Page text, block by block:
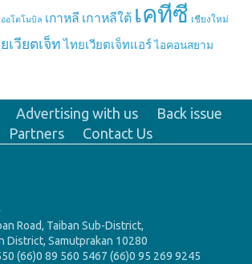
อโตโมบิล เกาหลี เกาหลีใต้ เคทีซี เชียงใหม่
เวียตเจ็ท ไทยเวียตเจ็ทแอร์ ไอคอนสยาม
Advertising with us
Back issue
Partners
Contact Us
Road, Taiban Sub-District,
District, Samutprakan 10280
(66)0 89 560 5467 (66)0 95 269 9245